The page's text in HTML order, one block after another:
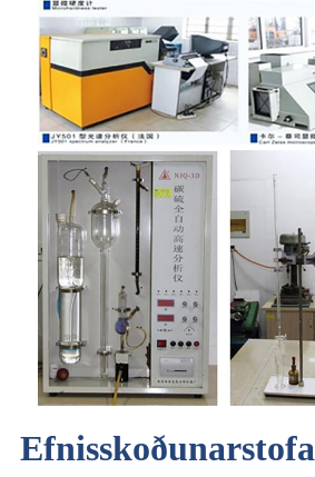
Efnisskoðunarstofa